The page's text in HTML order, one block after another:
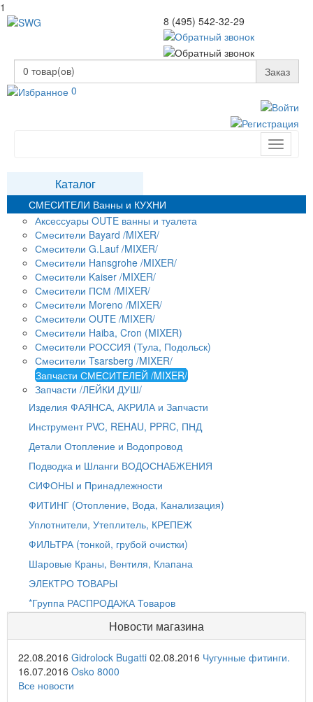
1
8 (495) 542-32-29
0 товар(ов)
Заказ
0
Toggle
Каталог
СМЕСИТЕЛИ Ванны и КУХНИ
Аксессуары OUTE ванны и туалета
Смесители Bayard /MIXER/
Смесители G.Lauf /MIXER/
Смесители Hansgrohe /MIXER/
Смесители Kaiser /MIXER/
Смесители ПСМ /MIXER/
Смесители Moreno /MIXER/
Смесители OUTE /MIXER/
Смесители Haiba, Cron (MIXER)
Смесители РОССИЯ (Тула, Подольск)
Смесители Tsarsberg /MIXER/
Запчасти СМЕСИТЕЛЕЙ /MIXER/
Запчасти /ЛЕЙКИ ДУШ/
Изделия ФАЯНСА, АКРИЛА и Запчасти
Инструмент PVC, REHAU, PPRC, ПНД
Детали Отопление и Водопровод
Подводка и Шланги ВОДОСНАБЖЕНИЯ
СИФОНЫ и Принадлежности
ФИТИНГ (Отопление, Вода, Канализация)
Уплотнители, Утеплитель, КРЕПЕЖ
ФИЛЬТРА (тонкой, грубой очистки)
Шаровые Краны, Вентиля, Клапана
ЭЛЕКТРО ТОВАРЫ
*Группа РАСПРОДАЖА Товаров
Новости магазина
22.08.2016 Gidrolock Bugatti 02.08.2016 Чугунные фитинги.
16.07.2016 Osko 8000
Все новости